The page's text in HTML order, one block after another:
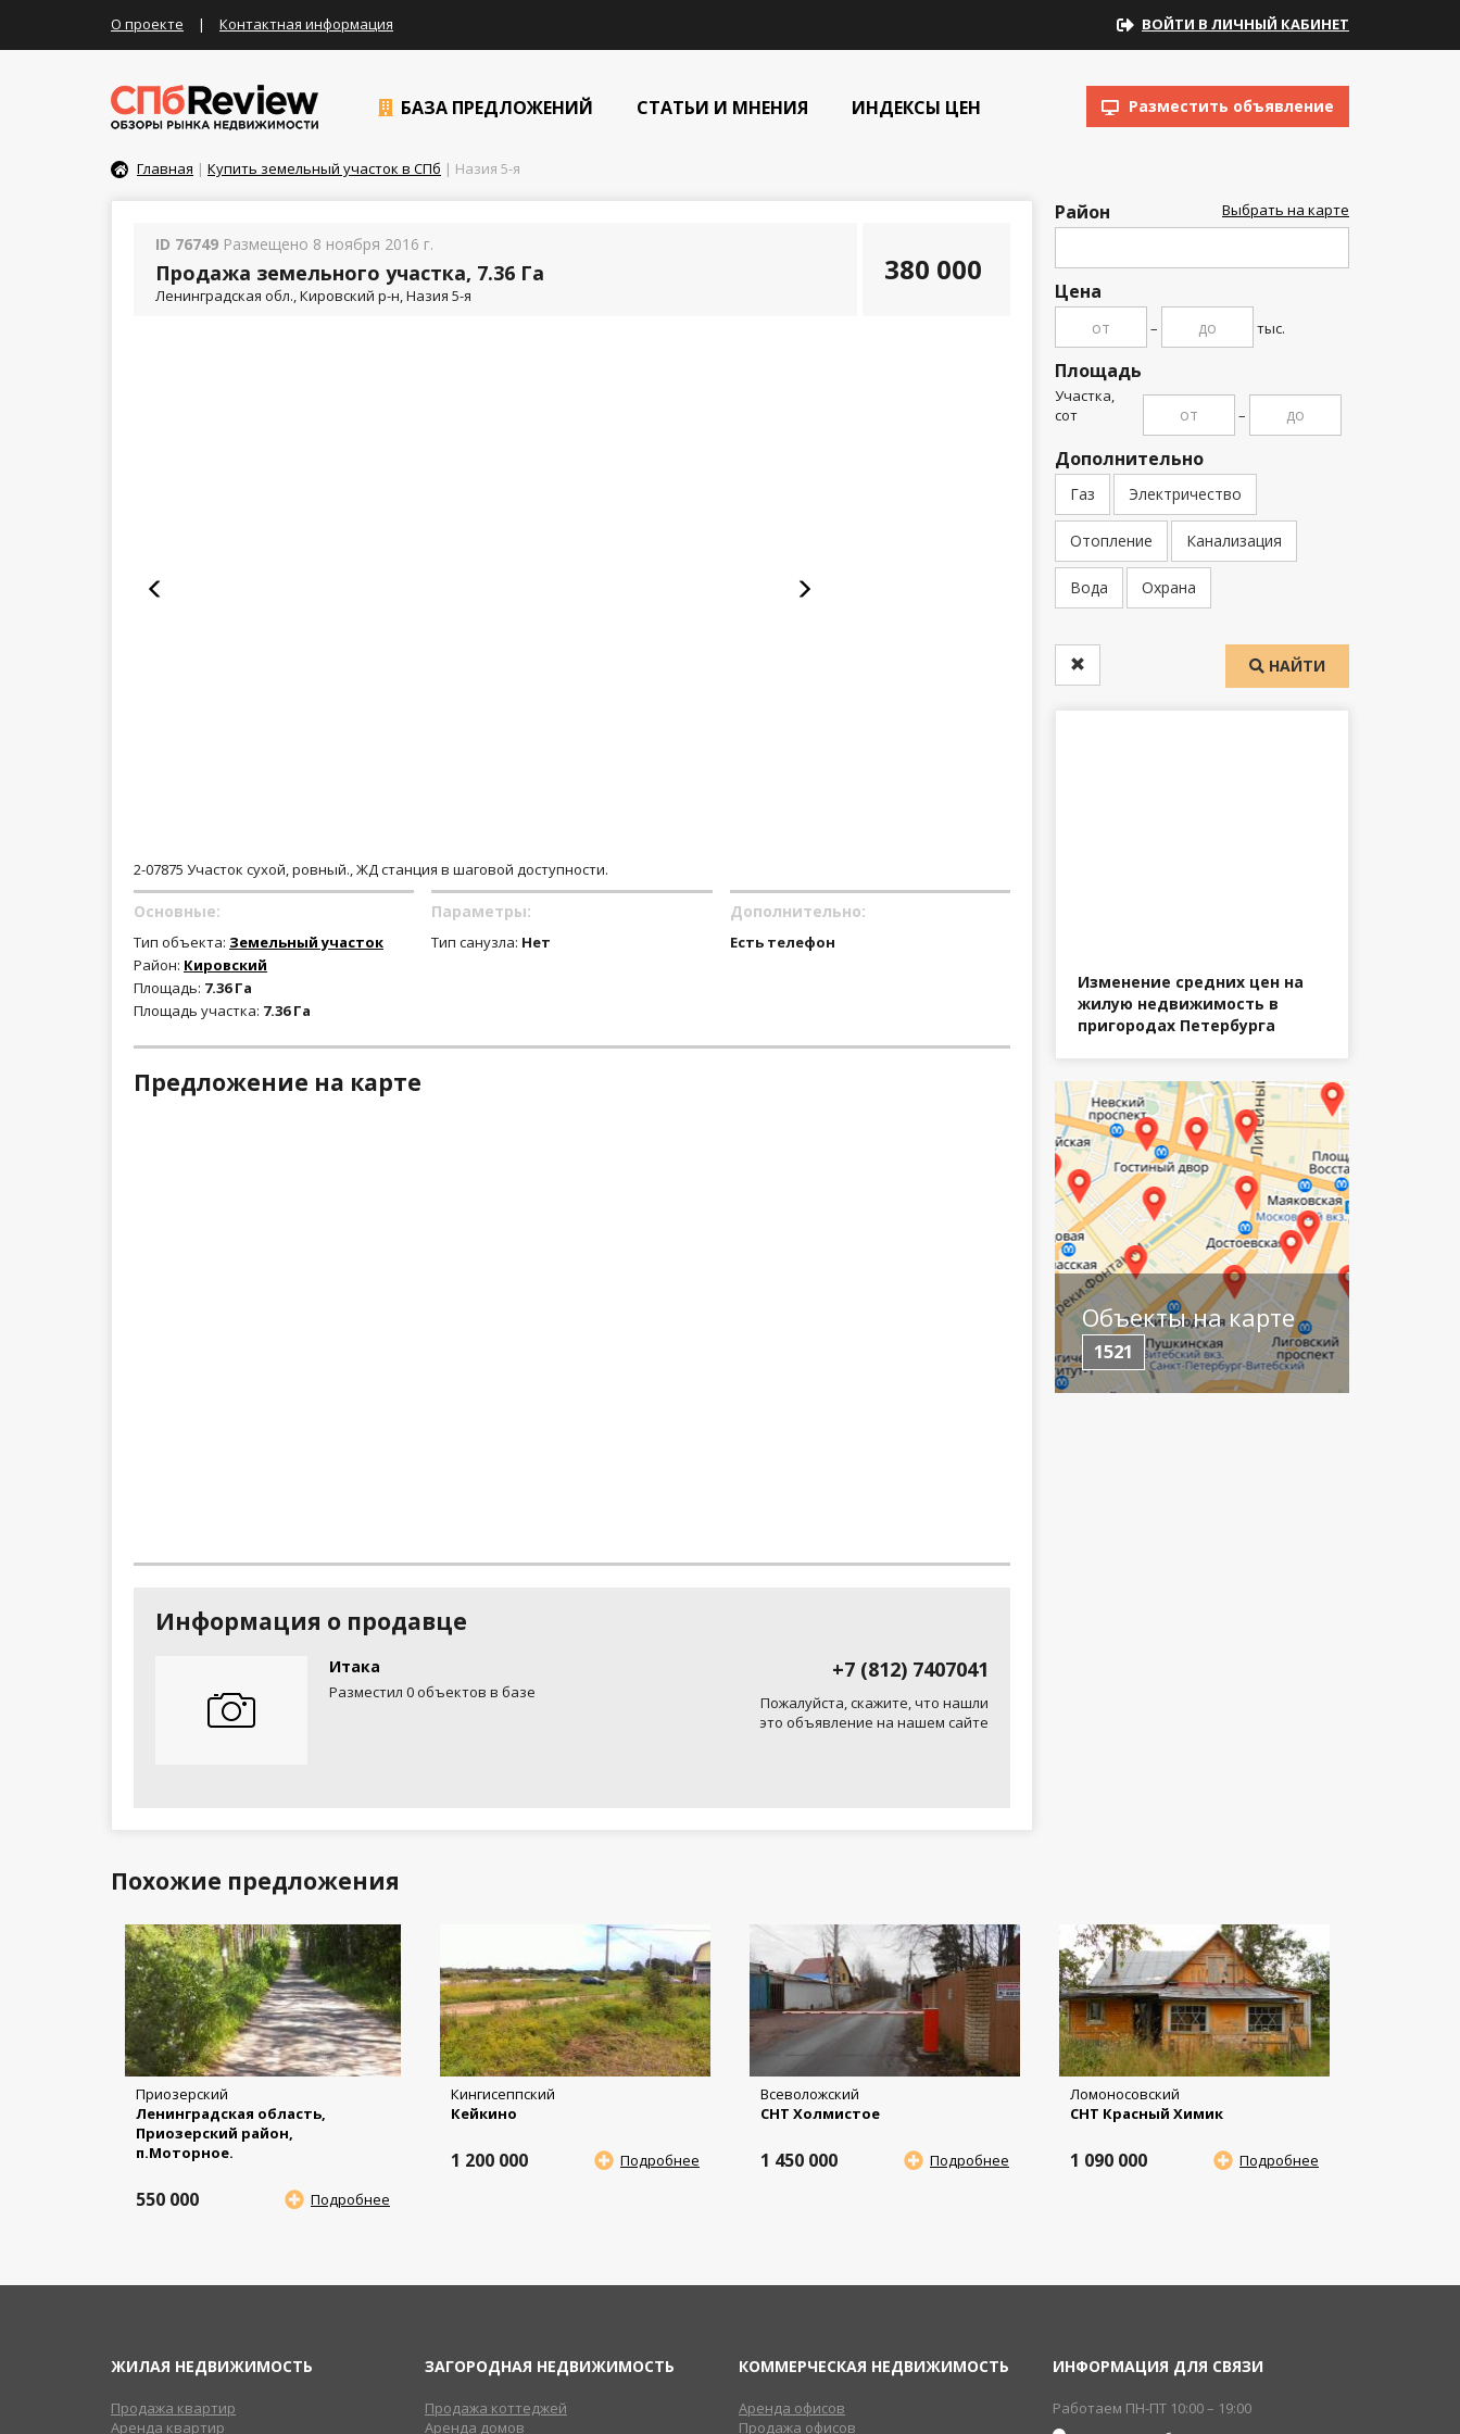
О проекте | Контактная информация ВОЙТИ В ЛИЧНЫЙ КАБИНЕТ
БАЗА ПРЕДЛОЖЕНИЙ СТАТЬИ И МНЕНИЯ ИНДЕКСЫ ЦЕН Разместить объявление
Главная | Купить земельный участок в СПб | Назия 5-я
Район Выбрать на карте
Цена
– тыс.
Площадь
Участка,
сот
–
Дополнительно
Газ Электричество
Отопление Канализация
Вода Охрана
НАЙТИ
Изменение средних цен на
жилую недвижимость в
пригородах Петербурга
Объекты на карте
1521
ID 76749 Размещено 8 ноября 2016 г.
Продажа земельного участка, 7.36 Га
Ленинградская обл., Кировский р-н, Назия 5-я
380 000
2-07875 Участок сухой, ровный., ЖД станция в шаговой доступности.
Основные:
Тип объекта: Земельный участок
Район: Кировский
Площадь: 7.36 Га
Площадь участка: 7.36 Га
Параметры:
Тип санузла: Нет
Дополнительно:
Есть телефон
Предложение на карте
Информация о продавце
+7 (812) 7407041
Пожалуйста, скажите, что нашли
это объявление на нашем сайте
Итака
Разместил 0 объектов в базе
Похожие предложения
Приозерский
Ленинградская область,
Приозерский район,
п.Моторное.
Подробнее
550 000
Кингисеппский
Кейкино
Подробнее
1 200 000
Всеволожский
СНТ Холмистое
Подробнее
1 450 000
Ломоносовский
СНТ Красный Химик
Подробнее
1 090 000
ЖИЛАЯ НЕДВИЖИМОСТЬ
Продажа квартир
Аренда квартир
ЗАГОРОДНАЯ НЕДВИЖИМОСТЬ
Продажа коттеджей
Аренда домов
КОММЕРЧЕСКАЯ НЕДВИЖИМОСТЬ
Аренда офисов
Продажа офисов
ИНФОРМАЦИЯ ДЛЯ СВЯЗИ
Работаем ПН-ПТ 10:00 – 19:00